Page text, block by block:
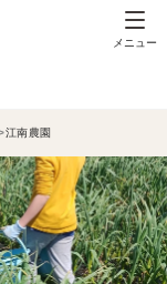
メニュー
江南農園